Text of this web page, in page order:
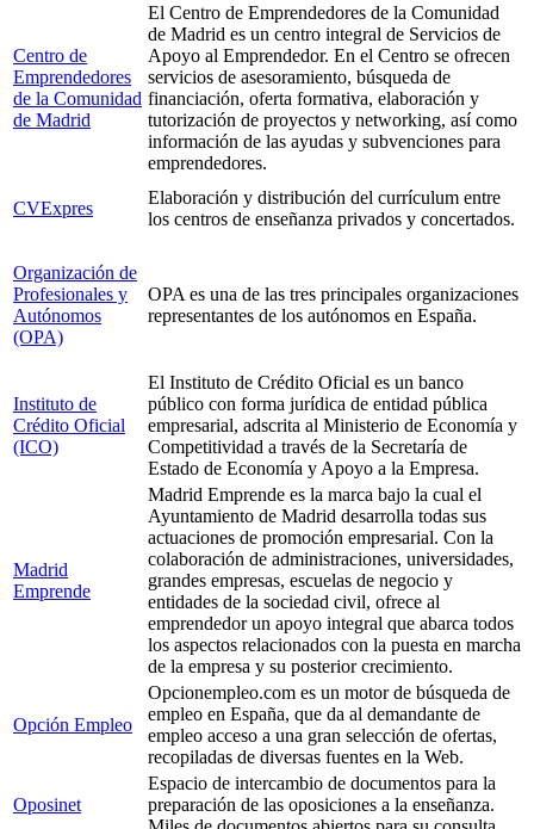
Centro de
Emprendedores
de la Comunidad
de Madrid
El Centro de Emprendedores de la Comunidad
de Madrid es un centro integral de Servicios de
Apoyo al Emprendedor. En el Centro se ofrecen
servicios de asesoramiento, búsqueda de
financiación, oferta formativa, elaboración y
tutorización de proyectos y networking, así como
información de las ayudas y subvenciones para
emprendedores.
CVExpres
Elaboración y distribución del currículum entre
los centros de enseñanza privados y concertados.
Organización de
Profesionales y
Autónomos
(OPA)
OPA es una de las tres principales organizaciones
representantes de los autónomos en España.
Instituto de
Crédito Oficial
(ICO)
El Instituto de Crédito Oficial es un banco
público con forma jurídica de entidad pública
empresarial, adscrita al Ministerio de Economía y
Competitividad a través de la Secretaría de
Estado de Economía y Apoyo a la Empresa.
Madrid
Emprende
Madrid Emprende es la marca bajo la cual el
Ayuntamiento de Madrid desarrolla todas sus
actuaciones de promoción empresarial. Con la
colaboración de administraciones, universidades,
grandes empresas, escuelas de negocio y
entidades de la sociedad civil, ofrece al
emprendedor un apoyo integral que abarca todos
los aspectos relacionados con la puesta en marcha
de la empresa y su posterior crecimiento.
Opción Empleo
Opcionempleo.com es un motor de búsqueda de
empleo en España, que da al demandante de
empleo acceso a una gran selección de ofertas,
recopiladas de diversas fuentes en la Web.
Oposinet
Espacio de intercambio de documentos para la
preparación de las oposiciones a la enseñanza.